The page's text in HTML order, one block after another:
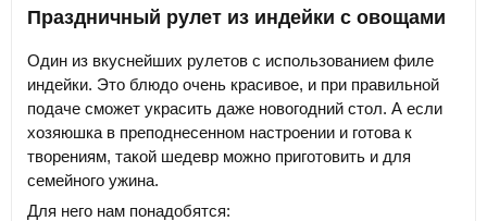
Праздничный рулет из индейки с овощами
Один из вкуснейших рулетов с использованием филе
индейки. Это блюдо очень красивое, и при правильной
подаче сможет украсить даже новогодний стол. А если
хозяюшка в преподнесенном настроении и готова к
творениям, такой шедевр можно приготовить и для
семейного ужина.
Для него нам понадобятся: